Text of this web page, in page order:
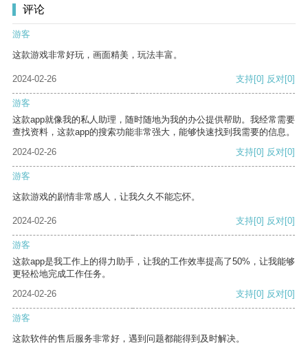
评论
游客
这款游戏非常好玩，画面精美，玩法丰富。
2024-02-26 支持[0] 反对[0]
游客
这款app就像我的私人助理，随时随地为我的办公提供帮助。我经常需要
查找资料，这款app的搜索功能非常强大，能够快速找到我需要的信息。
2024-02-26
支持[0] 反对[0]
游客
这款游戏的剧情非常感人，让我久久不能忘怀。
2024-02-26 支持[0] 反对[0]
游客
这款app是我工作上的得力助手，让我的工作效率提高了50%，让我能够
更轻松地完成工作任务。
2024-02-26
支持[0] 反对[0]
游客
这款软件的售后服务非常好，遇到问题都能得到及时解决。